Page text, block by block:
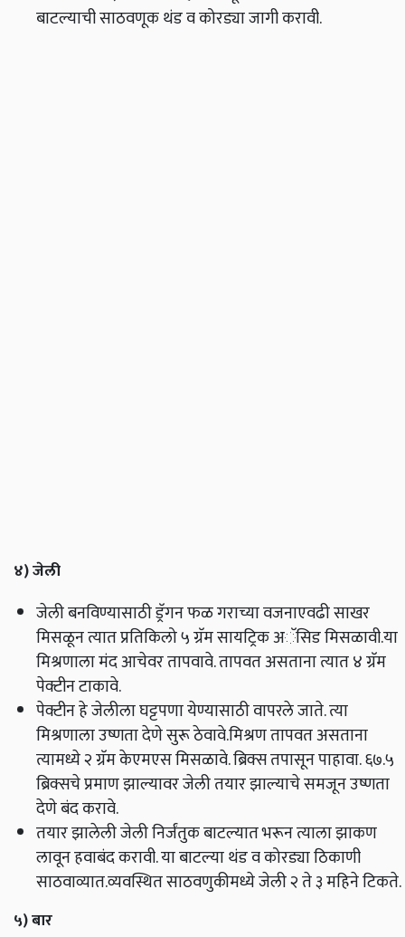
बाटल्याची साठवणूक थंड व कोरड्या जागी करावी.
४) जेली
जेली बनविण्यासाठी ड्रॅगन फळ गराच्या वजनाएवढी साखर
मिसळून त्यात प्रतिकिलो ५ ग्रॅम सायट्रिक अॅसिड मिसळावी.या
मिश्रणाला मंद आचेवर तापवावे. तापवत असताना त्यात ४ ग्रॅम
पेक्टीन टाकावे.
पेक्टीन हे जेलीला घट्टपणा येण्यासाठी वापरले जाते. त्या
मिश्रणाला उष्णता देणे सुरू ठेवावे.मिश्रण तापवत असताना
त्यामध्ये २ ग्रॅम केएमएस मिसळावे. ब्रिक्स तपासून पाहावा. ६७.५
ब्रिक्सचे प्रमाण झाल्यावर जेली तयार झाल्याचे समजून उष्णता
देणे बंद करावे.
तयार झालेली जेली निर्जंतुक बाटल्यात भरून त्याला झाकण
लावून हवाबंद करावी. या बाटल्या थंड व कोरड्या ठिकाणी
साठवाव्यात.व्यवस्थित साठवणुकीमध्ये जेली २ ते ३ महिने टिकते.
५) बार